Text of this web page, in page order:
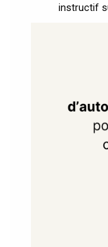
instructif